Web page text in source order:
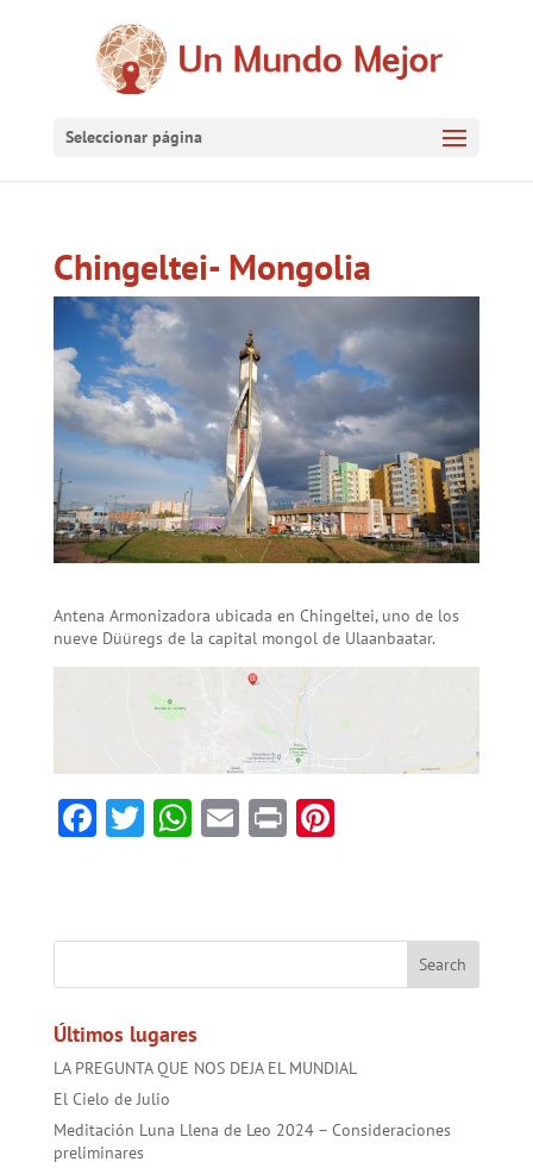
Seleccionar página
Chingeltei- Mongolia
Antena Armonizadora ubicada en Chingeltei, uno de los
nueve Düüregs de la capital mongol de Ulaanbaatar.
F
b
T
er
W
sA
E
l
Pr Pi
es
Últimos lugares
LA PREGUNTA QUE NOS DEJA EL MUNDIAL
El Cielo de Julio
Meditación Luna Llena de Leo 2024 – Consideraciones
preliminares